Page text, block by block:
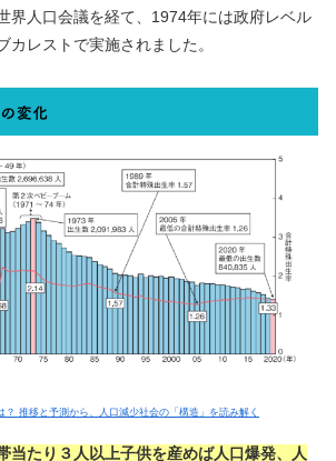
界人口会議を経て、1974年には政府レベル
カレストで実施されました。
？ 推移と予測から、人口減少社会の「構造」を読み解く
当たり３人以上子供を産めば人口爆発、人